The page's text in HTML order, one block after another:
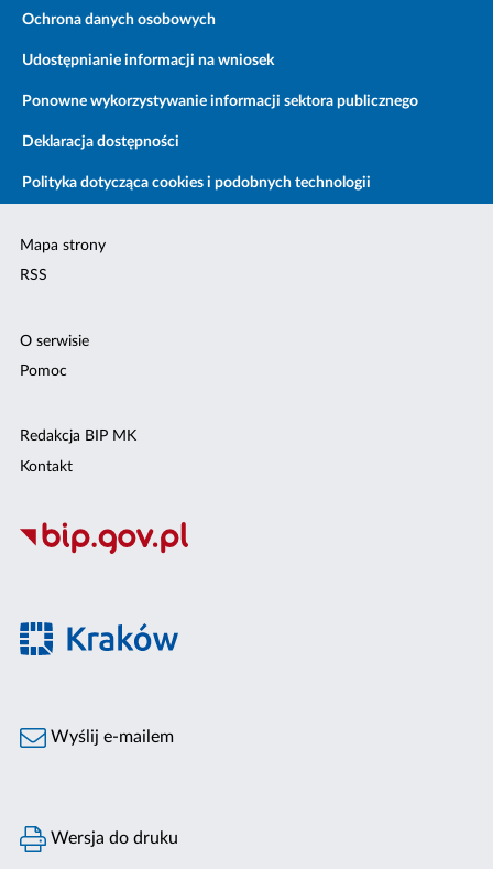
Ochrona danych osobowych
Udostępnianie informacji na wniosek
Ponowne wykorzystywanie informacji sektora publicznego
Deklaracja dostępności
Polityka dotycząca cookies i podobnych technologii
Mapa strony
RSS
O serwisie
Pomoc
Redakcja BIP MK
Kontakt
Wyślij e-mailem
Wersja do druku